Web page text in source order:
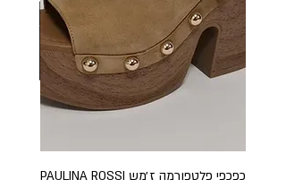
כפכפי פלטפורמה ז׳מש PAULINA ROSSI